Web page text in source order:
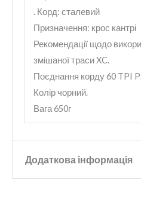
. Корд: сталевий
Призначення: крос кантрі
Рекомендації щодо
змішаної траси XC.
Поєднання корду 60 TPI
Колір чорний.
Вага 650г
Додаткова інформація